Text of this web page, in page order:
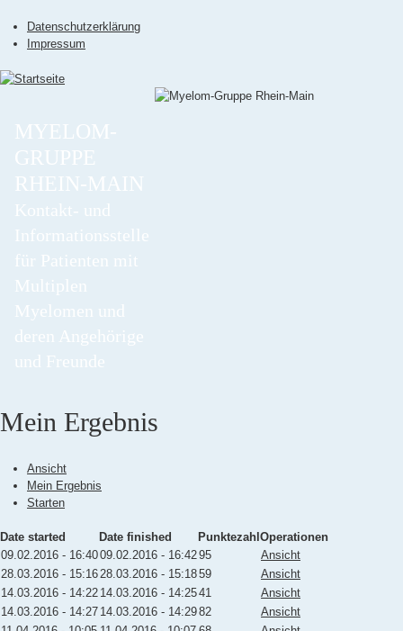
Jump to navigation
Datenschutzerklärung
Impressum
MYELOM-
GRUPPE
RHEIN-MAIN
Kontakt- und
Informationsstelle
für Patienten mit
Multiplen
Myelomen und
deren Angehörige
und Freunde
Mein Ergebnis
Ansicht
Mein Ergebnis
Starten
Date started Date finished Punktezahl Operationen
09.02.2016 - 16:4009.02.2016 - 16:4295
Ansicht
28.03.2016 - 15:1628.03.2016 - 15:1859
Ansicht
14.03.2016 - 14:22 14.03.2016 - 14:2541
Ansicht
14.03.2016 - 14:27 14.03.2016 - 14:2982
Ansicht